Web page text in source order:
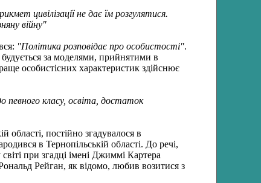
цивілізації не дає їм розгулятися.
війну"
"Політика розповідає про особистості".
будується за моделями, прийнятими в
особистісних характеристик здійснює
певного класу, освіта, достаток
області, постійно згадувалося в
в Тернопільській області. До речі,
при згадці імені Джиммі Картера
Рейган, як відомо, любив возитися з